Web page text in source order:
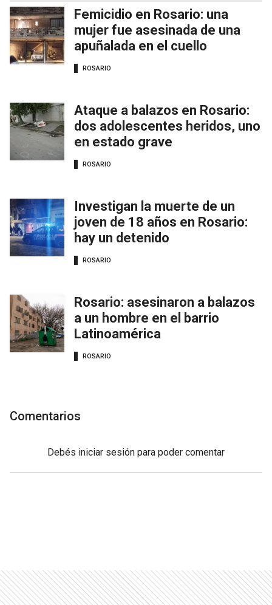
Femicidio en Rosario: una
mujer fue asesinada de una
apuñalada en el cuello
ROSARIO
Ataque a balazos en Rosario:
dos adolescentes heridos, uno
en estado grave
ROSARIO
Investigan la muerte de un
joven de 18 años en Rosario:
hay un detenido
ROSARIO
Rosario: asesinaron a balazos
a un hombre en el barrio
Latinoamérica
ROSARIO
Comentarios
Debés iniciar sesión para poder comentar